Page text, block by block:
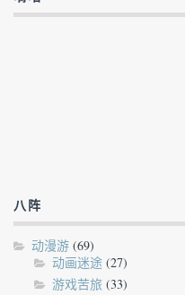
八阵
动漫游 (69)
动画迷途 (27)
游戏苦旅 (33)